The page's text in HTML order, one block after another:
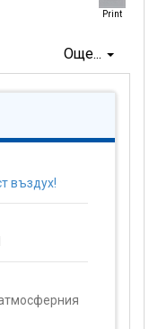
Print
Още...
въздух!